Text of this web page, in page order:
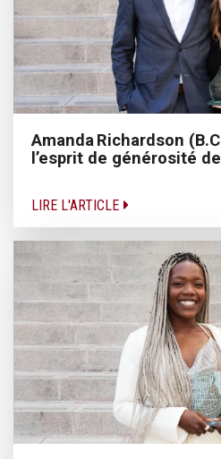
Amanda Richardson
l’esprit de générosité
LIRE L'ARTICLE